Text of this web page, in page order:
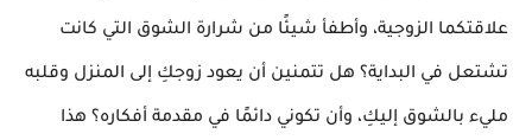
علاقتكما الزوجية، وأطفأ شيئًا من شرارة الشوق التي كانت
تشتعل في البداية؟ هل تتمنين أن يعود زوجكِ إلى المنزل وقلبه
مليء بالشوق إليكِ، وأن تكوني دائمًا في مقدمة أفكاره؟ هذا